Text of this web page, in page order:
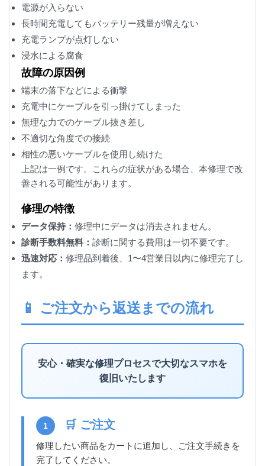
電源が入らない
長時間充電してもバッテリー残量が増えない
充電ランプが点灯しない
浸水による腐食
故障の原因例
端末の落下などによる衝撃
充電中にケーブルを引っ掛けてしまった
無理な力でのケーブル抜き差し
不適切な角度での接続
相性の悪いケーブルを使用し続けた
上記は一例です。これらの症状がある場合、本修理で改
善される可能性があります。
修理の特徴
データ保持： 修理中にデータは消去されません。
診断手数料無料： 診断に関する費用は一切不要です。
迅速対応： 修理品到着後、1〜4営業日以内に修理完了し
ます。
📱 ご注文から返送までの流れ
安心・確実な修理プロセスで大切なスマホを
復旧いたします
1 🛒 ご注文
修理したい商品をカートに追加し、ご注文手続きを
完了してください。